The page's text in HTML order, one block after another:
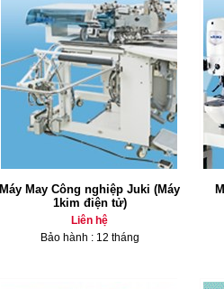
Máy May Công nghiệp Juki (Máy
1kim điện tử)
Liên hệ
Bảo hành : 12 tháng